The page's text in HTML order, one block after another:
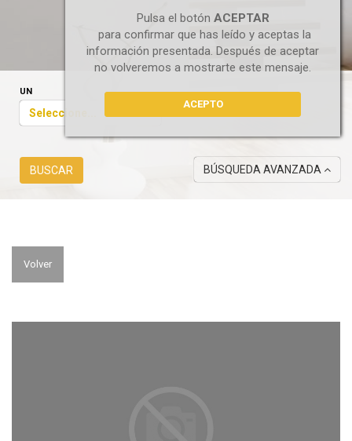
Pulsa el botón ACEPTAR
para confirmar que has leído y aceptas la
información presentada. Después de aceptar
no volveremos a mostrarte este mensaje.
ACEPTO
UN
Seleccione...
BUSCAR BÚSQUEDA AVANZADA
Volver